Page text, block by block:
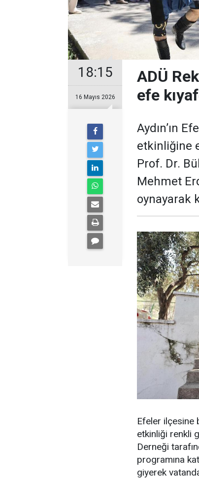
18:15
16 Mayıs 2026
ADÜ
efe
Aydın’ın
etkinliğine
Prof. Dr.
Mehmet
oynayarak
Efeler ilçesine
etkinliği renkli
Derneği
programına
giyerek